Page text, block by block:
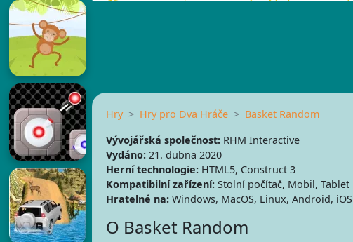
Hry Hry pro Dva Hráče
Basket Random
Vývojářská společnost:RHM Interactive
Vydáno:21. dubna 2020
Herní technologie:HTML5, Construct 3
Kompatibilní zařízení:Stolní počítač, Mobil, Tablet
Hratelné na:Windows, MacOS, Linux, Android, iOS
O Basket Random